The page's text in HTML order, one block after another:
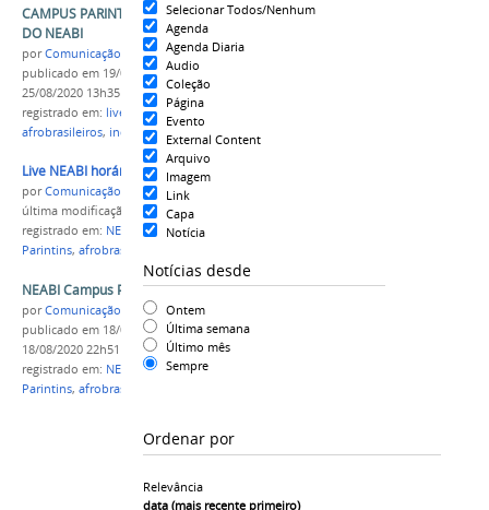
Selecionar Todos/Nenhum
Agenda
Agenda Diaria
Audio
Coleção
Página
Evento
External Content
Arquivo
Imagem
Link
Capa
Notícia
Notícias desde
Ontem
Última semana
Último mês
Sempre
Ordenar por
Relevância
data (mais recente primeiro)
CAMPUS PARINTINS REALIZARÁ PRIMEIRA LIVE
DO NEABI
porComunicação CPR
publicado em 19/08/2020—última modificação
25/08/2020 13h35
registrado em: live pandemia, Neabi
afrobrasileiros, indígenas Campus Parintins
Live NEABI horário compac .jpg
porComunicação CPR
última modificação
em 18/08/2020 22h51
registrado em: NEABI ,Lives,pandemia
Parintins, afrobrasileiros
NEABI Campus Parintins realizará série de Lives
porComunicação CPR
publicado em 18/08/2020 —última modificação
18/08/2020 22h51
registrado em: NEABI ,Lives,pandemia
Parintins, afrobrasileiros